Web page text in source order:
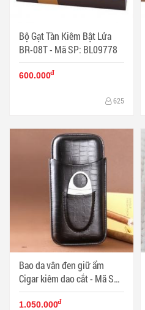
Bộ Gạt Tàn Kiêm Bật Lửa
BR-08T - Mã SP: BL09778
600.000đ
625
Bao da vân đen giữ ẩm
Cigar kiêm dao cắt - Mã SP:
PKXG063
1.050.000đ